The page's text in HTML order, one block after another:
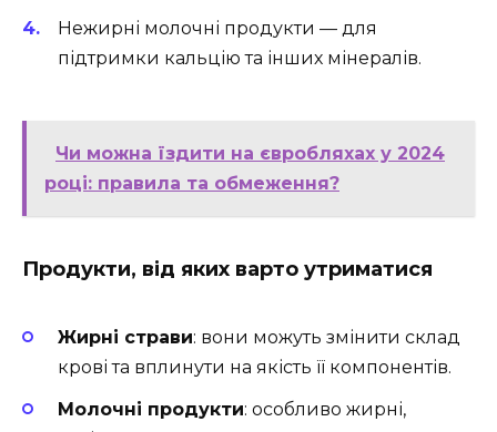
Нежирні молочні продукти — для
підтримки кальцію та інших мінералів.
Чи можна їздити на євробляхах у 2024
році: правила та обмеження?
Продукти, від яких варто утриматися
Жирні страви: вони можуть змінити склад
крові та вплинути на якість її компонентів.
Молочні продукти: особливо жирні,